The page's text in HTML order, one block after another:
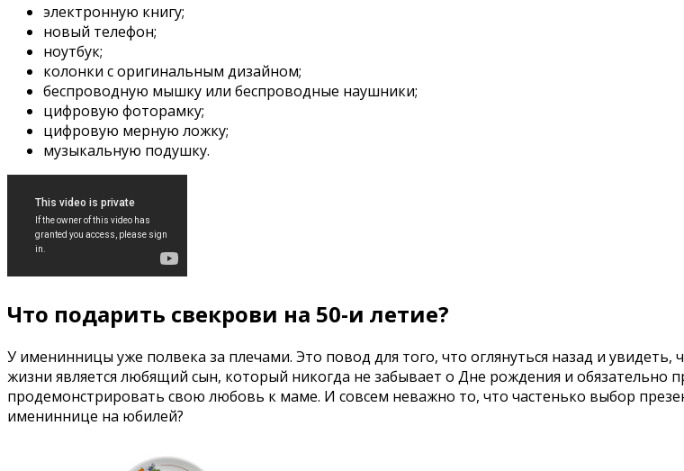
электронную книгу;
новый телефон;
ноутбук;
колонки с оригинальным дизайном;
беспроводную мышку или беспроводные наушники;
цифровую фоторамку;
цифровую мерную ложку;
музыкальную подушку.
Что подарить свекрови на 50-и летие?
У именинницы уже полвека за плечами. Это повод для того, что оглянуться назад и
жизни является любящий сын, который никогда не забывает о Дне рождения и
продемонстрировать свою любовь к маме. И совсем неважно то, что частенько выбор
имениннице на юбилей?